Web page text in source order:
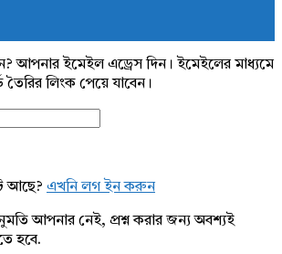
আপনার ইমেইল এড্রেস দিন। ইমেইলের মাধ্যমে
লিংক পেয়ে যাবেন।
আছে? এখনি লগ ইন করুন
আপনার নেই, প্রশ্ন করার জন্য অবশ্যই
হবে.